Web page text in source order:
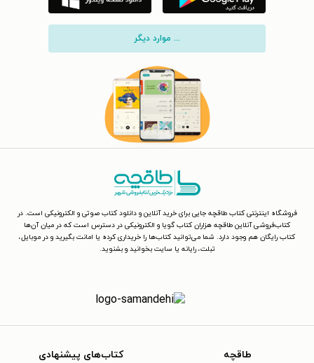
... موارد دیگر
فروشگاه اینترنتی کتاب طاقچه جایی برای خرید آنلاین و دانلود کتاب صوتی و الکترونیکی است. در
کتاب‌فروشی آنلاین طاقچه هزاران کتاب گویا و الکترونیکی در دسترس است که در میان آن‌ها
کتاب رایگان هم وجود دارد. شما می‌توانید کتاب‌ها را خریداری کرده یا امانت بگیرید و در موبایل،
تبلت، رایانه یا سایت بخوانید و بشنوید.
طاقچه کتاب‌های پیشنهادی